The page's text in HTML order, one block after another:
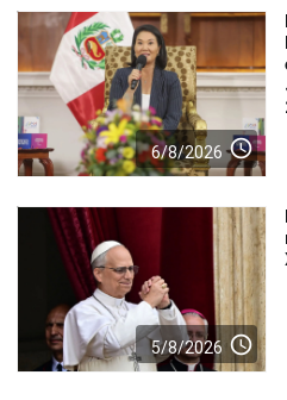
6/8/2026 access_time
5/8/2026 access_time